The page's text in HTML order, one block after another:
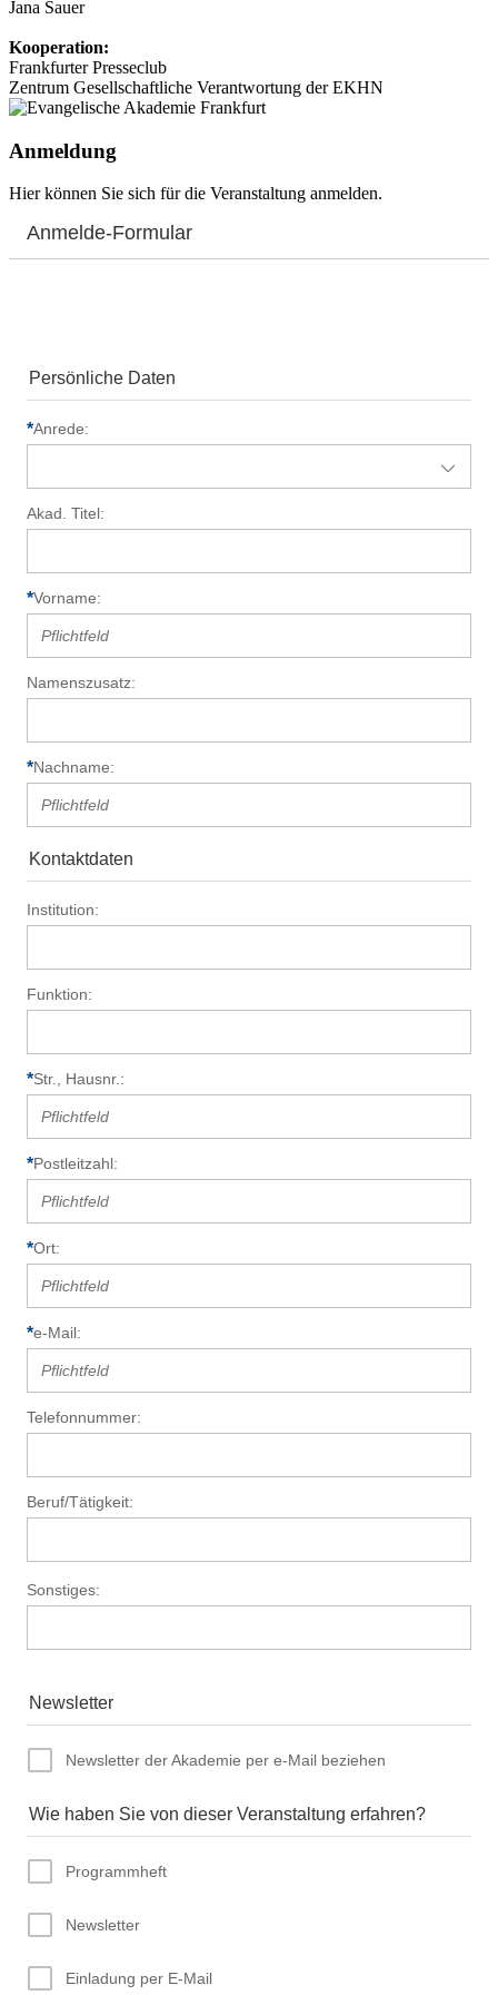
Jana Sauer
Kooperation:
Frankfurter Presseclub
Zentrum Gesellschaftliche Verantwortung der EKHN
Anmeldung
Hier können Sie sich für die Veranstaltung anmelden.